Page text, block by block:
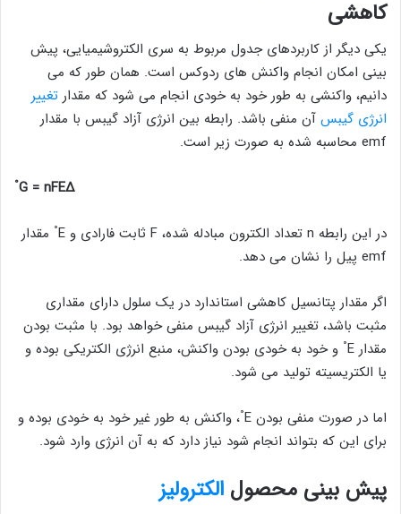
کاهشی
یکی دیگر از کاربردهای جدول مربوط به سری الکتروشیمیایی، پیش
بینی امکان انجام واکنش های ردوکس است. همان طور که می
دانیم، واکنشی به طور خود به خودی انجام می شود که مقدار تغییر
انرژی گیبس آن منفی باشد. رابطه بین انرژی آزاد گیبس با مقدار
emf محاسبه شده به صورت زیر است.
∆G = nFE
°
در این رابطه n تعداد الکترون مبادله شده، F ثابت فارادی و E ° مقدار
emf پیل را نشان می دهد.
اگر مقدار پتانسیل کاهشی استاندارد در یک سلول دارای مقداری
مثبت باشد، تغییر انرژی آزاد گیبس منفی خواهد بود. با مثبت بودن
مقدار E
° و خود به خودی بودن واکنش، منبع انرژی الکتریکی بوده و
یا الکتریسیته تولید می شود.
اما در صورت منفی بودن E °، واکنش به طور غیر خود به خودی بوده و
برای این که بتواند انجام شود نیاز دارد که به آن انرژی وارد شود.
پیش بینی محصول الکترولیز